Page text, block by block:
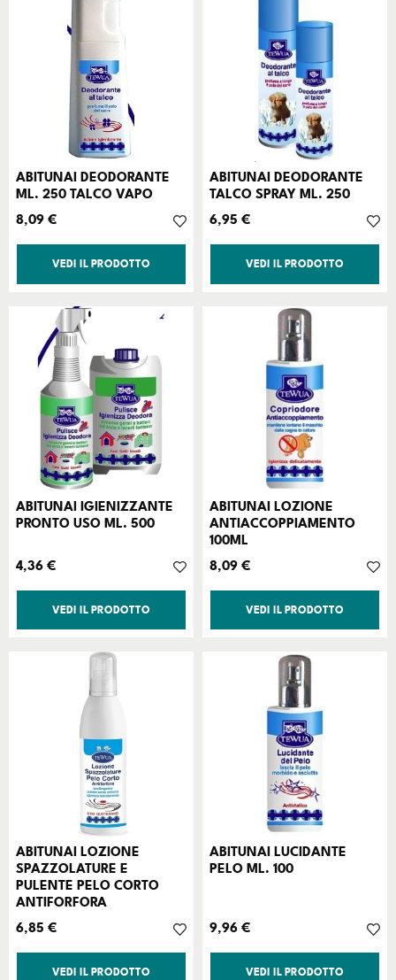
ABITUNAI DEODORANTE
ML. 250 TALCO VAPO
Prezzo
8,09 €
VEDI IL PRODOTTO
ABITUNAI DEODORANTE
TALCO SPRAY ML. 250
Prezzo
6,95 €
VEDI IL PRODOTTO
ABITUNAI IGIENIZZANTE
PRONTO USO ML. 500
Prezzo
4,36 €
VEDI IL PRODOTTO
ABITUNAI LOZIONE
ANTIACCOPPIAMENTO
100ML
Prezzo
8,09 €
VEDI IL PRODOTTO
ABITUNAI LOZIONE
SPAZZOLATURE E
PULENTE PELO CORTO
ANTIFORFORA
Prezzo
6,85 €
VEDI IL PRODOTTO
ABITUNAI LUCIDANTE
PELO ML. 100
Prezzo
9,96 €
VEDI IL PRODOTTO